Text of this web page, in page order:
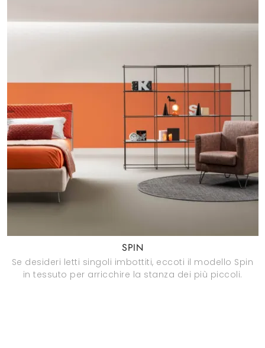
SPIN
Se desideri letti singoli imbottiti, eccoti il modello Spin
in tessuto per arricchire la stanza dei più piccoli.